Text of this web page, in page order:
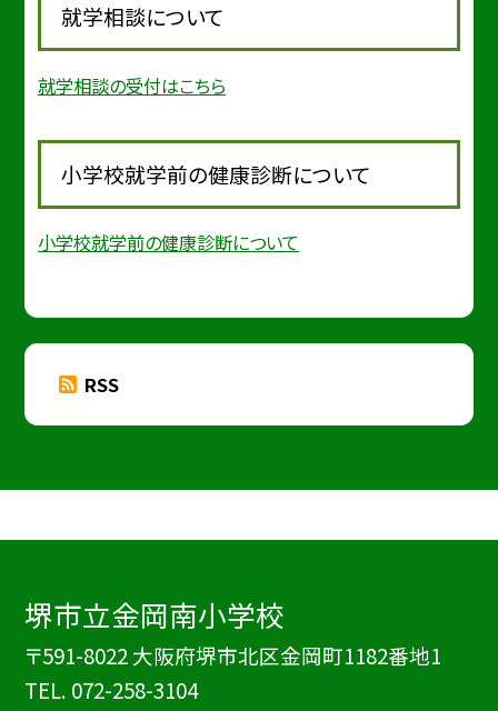
就学相談について
就学相談の受付はこちら
小学校就学前の健康診断について
小学校就学前の健康診断について
RSS
堺市立金岡南小学校
〒591-8022 大阪府堺市北区金岡町1182番地1
TEL. 072-258-3104